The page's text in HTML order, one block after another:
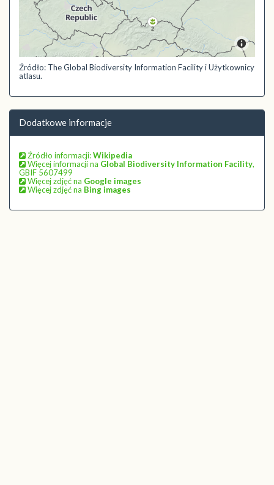
Źródło: The Global Biodiversity Information Facility i Użytkownicy
atlasu.
Dodatkowe informacje
Źródło informacji:Wikipedia
Więcej informacji na Global Biodiversity Information Facility,
GBIF 5607499
Więcej zdjęć na Google images
Więcej zdjęć na Bing images